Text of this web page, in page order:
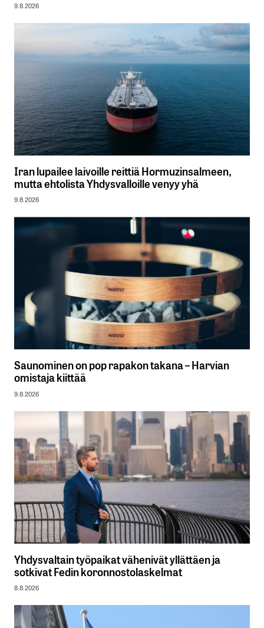
9.8.2026
Iran lupailee laivoille reittiä Hormuzinsalmeen,
mutta ehtolista Yhdysvalloille venyy yhä
9.8.2026
Saunominen on pop rapakon takana – Harvian
omistaja kiittää
9.8.2026
Yhdysvaltain työpaikat vähenivät yllättäen ja
sotkivat Fedin koronnostolaskelmat
8.8.2026